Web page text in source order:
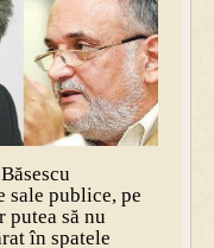
sale publice, pe
putea să nu
în spatele